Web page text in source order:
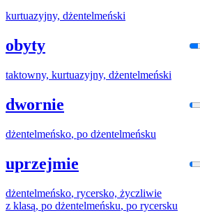
kurtuazyjny, dżentelmeński
obyty
taktowny, kurtuazyjny, dżentelmeński
dwornie
dżentelmeńsko, po dżentelmeńsku
uprzejmie
dżentelmeńsko, rycersko, życzliwie
z klasą, po dżentelmeńsku, po rycersku